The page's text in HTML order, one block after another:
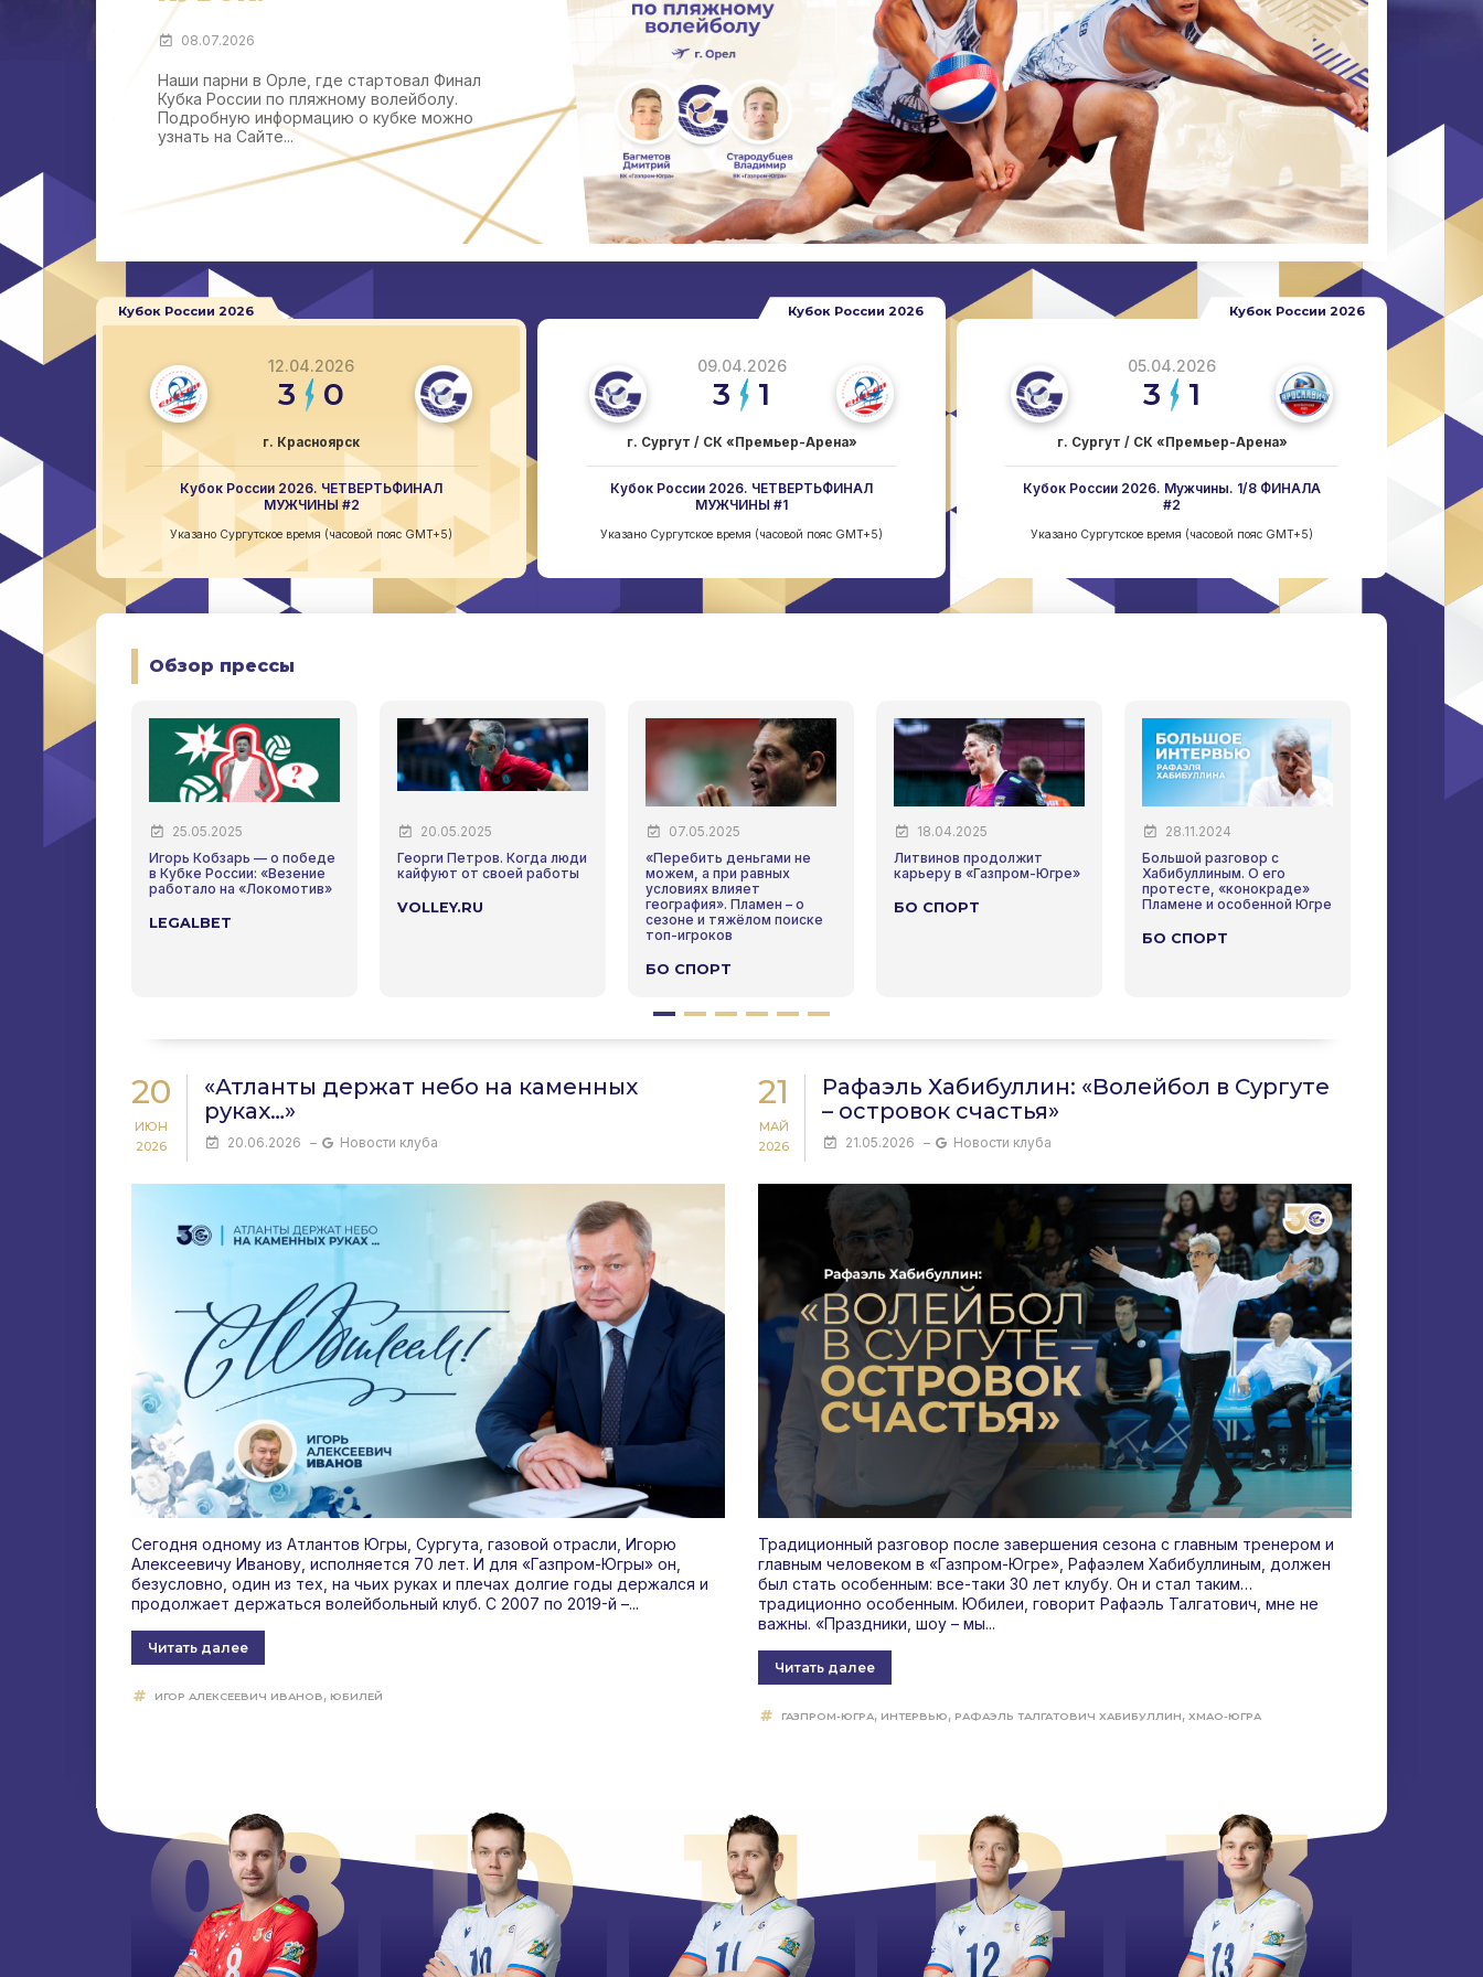
08.07.2026
Наши парни в Орле, где стартовал Финал
Кубка России по пляжному волейболу.
Подробную информацию о кубке можно
узнать на Сайте...
узнать
Кубок России 2026
12.04.2026
3 0
г. Красноярск
Кубок России 2026. ЧЕТВЕРТЬФИНАЛ
МУЖЧИНЫ #2
Указано Сургутское время (часовой пояс GMT+5)
Кубок России 2026
09.04.2026
3 1
г. Сургут / СК «Премьер-Арена»
Кубок России 2026. ЧЕТВЕРТЬФИНАЛ
МУЖЧИНЫ #1
Указано Сургутское время (часовой пояс GMT+5)
Кубок России 2026
05.04.2026
3 1
г. Сургут / СК «Премьер-Арена»
Кубок России 2026. Мужчины. 1/8 ФИНАЛА
#2
Указано Сургутское время (часовой пояс GMT+5)
Обзор прессы
25.05.2025
Игорь Кобзарь — о победе
в Кубке России: «Везение
работало на «Локомотив»
LEGALBET
20.05.2025
Георги Петров. Когда люди
кайфуют от своей работы
VOLLEY.RU
07.05.2025
«Перебить деньгами не
можем, а при равных
условиях влияет
география». Пламен – о
сезоне и тяжёлом поиске
топ-игроков
БО СПОРТ
18.04.2025
Литвинов продолжит
карьеру в «Газпром-Югре»
БО СПОРТ
28.11.2024
Большой разговор с
Хабибуллиным. О его
протесте, «конокраде»
Пламене и особенной Югре
БО СПОРТ
20
ИЮН
2026
«Атланты держат небо на каменных
руках…»
20.06.2026 – Новости клуба
Сегодня одному из Атлантов Югры, Сургута, газовой отрасли, Игорю
Алексеевичу Иванову, исполняется 70 лет. И для «Газпром-Югры» он,
безусловно, один из тех, на чьих руках и плечах долгие годы держался и
продолжает держаться волейбольный клуб. С 2007 по 2019-й –...
Читать далее
ИГОР АЛЕКСЕЕВИЧ ИВАНОВ, ЮБИЛЕЙ
21
МАЙ
2026
Рафаэль Хабибуллин: «Волейбол в Сургуте
– островок счастья»
21.05.2026 – Новости клуба
Традиционный разговор после завершения сезона с главным тренером и
главным человеком в «Газпром-Югре», Рафаэлем Хабибуллиным, должен
был стать особенным: все-таки 30 лет клубу. Он и стал таким…
традиционно особенным. Юбилеи, говорит Рафаэль Талгатович, мне не
важны. «Праздники, шоу – мы...
Читать далее
ГАЗПРОМ-ЮГРА, ИНТЕРВЬЮ, РАФАЭЛЬ ТАЛГАТОВИЧ ХАБИБУЛЛИН, ХМАО-ЮГРА